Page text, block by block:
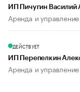
ИП Пичугин Василий
Аренда и
ДЕЙСТВУЕТ
ИП Перепелкин
Аренда и